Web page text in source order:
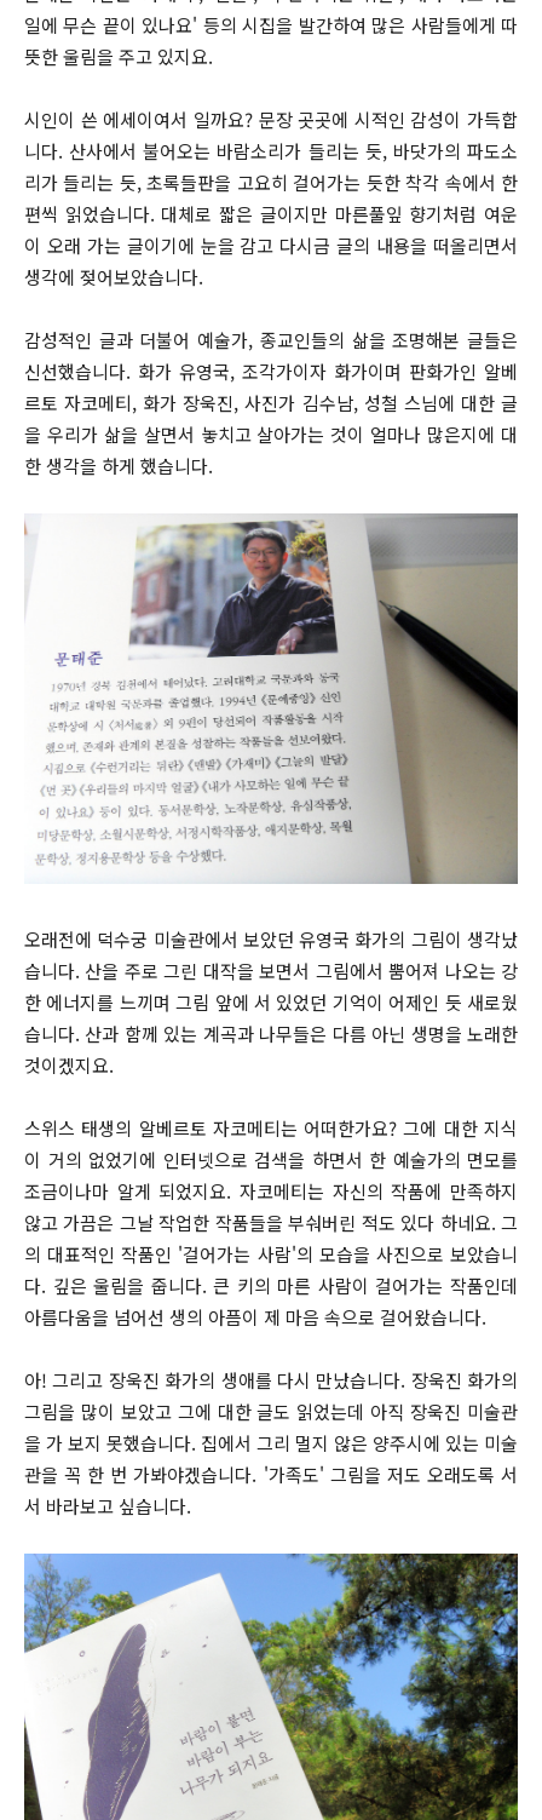
일에 무슨 끝이 있나요' 등의 시집을 발간하여 많은 사람들에게 따
뜻한 울림을 주고 있지요.
시인이 쓴 에세이여서 일까요? 문장 곳곳에 시적인 감성이 가득합
니다. 산사에서 불어오는 바람소리가 들리는 듯, 바닷가의 파도소
리가 들리는 듯, 초록들판을 고요히 걸어가는 듯한 착각 속에서 한
편씩 읽었습니다. 대체로 짧은 글이지만 마른풀잎 향기처럼 여운
이 오래 가는 글이기에 눈을 감고 다시금 글의 내용을 떠올리면서
생각에 젖어보았습니다.
감성적인 글과 더불어 예술가, 종교인들의 삶을 조명해본 글들은
신선했습니다. 화가 유영국, 조각가이자 화가이며 판화가인 알베
르토 자코메티, 화가 장욱진, 사진가 김수남, 성철 스님에 대한 글
을 우리가 삶을 살면서 놓치고 살아가는 것이 얼마나 많은지에 대
한 생각을 하게 했습니다.
오래전에 덕수궁 미술관에서 보았던 유영국 화가의 그림이 생각났
습니다. 산을 주로 그린 대작을 보면서 그림에서 뿜어져 나오는 강
한 에너지를 느끼며 그림 앞에 서 있었던 기억이 어제인 듯 새로웠
습니다. 산과 함께 있는 계곡과 나무들은 다름 아닌 생명을 노래한
것이겠지요.
스위스 태생의 알베르토 자코메티는 어떠한가요? 그에 대한 지식
이 거의 없었기에 인터넷으로 검색을 하면서 한 예술가의 면모를
조금이나마 알게 되었지요. 자코메티는 자신의 작품에 만족하지
않고 가끔은 그날 작업한 작품들을 부숴버린 적도 있다 하네요. 그
의 대표적인 작품인 '걸어가는 사람'의 모습을 사진으로 보았습니
다. 깊은 울림을 줍니다. 큰 키의 마른 사람이 걸어가는 작품인데
아름다움을 넘어선 생의 아픔이 제 마음 속으로 걸어왔습니다.
아! 그리고 장욱진 화가의 생애를 다시 만났습니다. 장욱진 화가의
그림을 많이 보았고 그에 대한 글도 읽었는데 아직 장욱진 미술관
을 가 보지 못했습니다. 집에서 그리 멀지 않은 양주시에 있는 미술
관을 꼭 한 번 가봐야겠습니다. '가족도' 그림을 저도 오래도록 서
서 바라보고 싶습니다.